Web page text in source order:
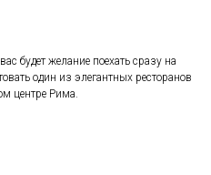
будет желание поехать сразу на
один из элегантных ресторанов
центре Рима.